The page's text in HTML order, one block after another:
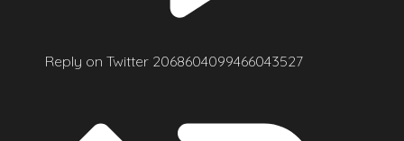
Reply on Twitter 2068604099466043527